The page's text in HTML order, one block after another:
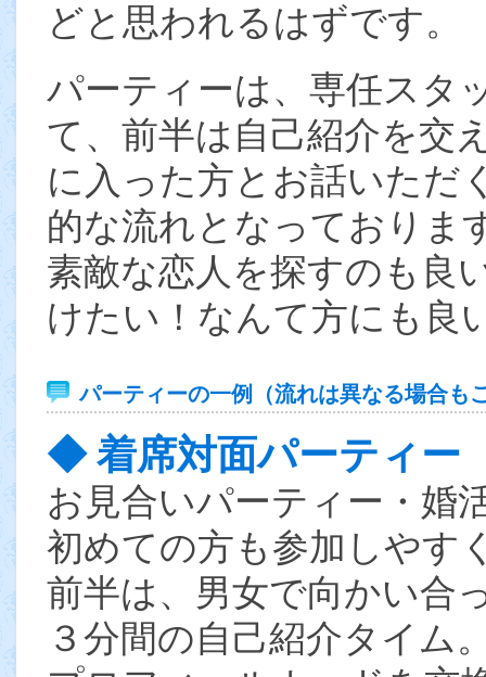
どと思われるはずです。
パーティーは、専任スタ
て、前半は自己紹介を交
に入った方とお話いただ
的な流れとなっておりま
素敵な恋人を探すのも良
けたい！なんて方にも良
パーティーの一例（流れは異なる場合も
◆ 着席対面パーティー
お見合いパーティー・婚
初めての方も参加しやす
前半は、男女で向かい合
３分間の自己紹介タイム